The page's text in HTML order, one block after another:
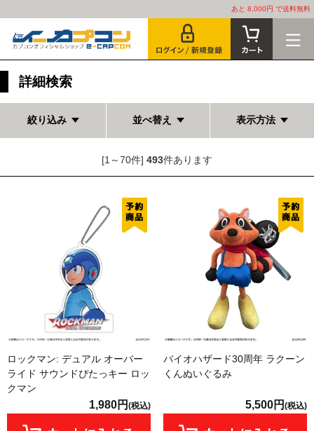
あと 8,000円 で送料無料
詳細検索
絞り込み 並べ替え 表示方法
[1～70件] 493件あります
ロックマン: デュアル オーバー
ライド サウンドぴたっキー ロッ
クマン
1,980円 (税込)
バイオハザード30周年 ラクーン
くんぬいぐるみ
5,500円 (税込)